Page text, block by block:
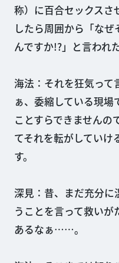
称）に百合セックスさ
したら周囲から「な
んですか!?」と言われ
海法：それを狂気っ
ぁ、委縮している現
ことすらできませんの
てそれを転がしていけ
す。
深見：昔、まだ充分に
うことを言って救い
あるなぁ……。